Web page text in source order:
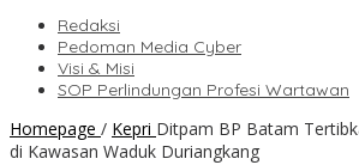
Redaksi
Pedoman Media Cyber
Visi & Misi
SOP Perlindungan Profesi Wartawan
Homepage / Kepri Ditpam BP Batam
di Kawasan Waduk Duriangkang